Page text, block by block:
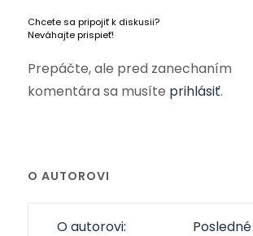
Chcete sa pripojiť k diskusii?
Neváhajte prispieť!
Prepáčte, ale pred zanechaním
komentára sa musíte prihlásiť.
O AUTOROVI
O autorovi: